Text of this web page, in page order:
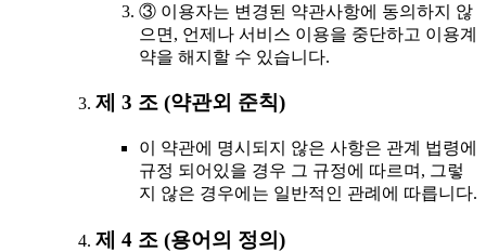
③ 이용자는 변경된 약관사항에 동의하지 않
으면, 언제나 서비스 이용을 중단하고 이용계
약을 해지할 수 있습니다.
제 3 조 (약관외 준칙)
이 약관에 명시되지 않은 사항은 관계 법령에
규정 되어있을 경우 그 규정에 따르며, 그렇
지 않은 경우에는 일반적인 관례에 따릅니다.
제 4 조 (용어의 정의)